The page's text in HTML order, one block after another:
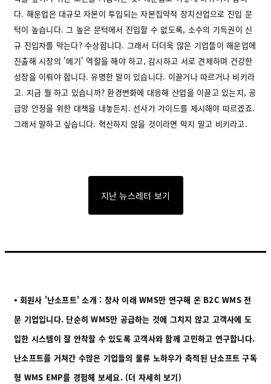
다. 해운업은 대규모 자본이 투입되는 자본집약적 장치산업으로 진입 문
턱이 높습니다. 그 높은 문턱에서 진입할 수 없도록, 소수의 기득권이 신
규 진입자를 막는다? 수상합니다. 그래서 더더욱 많은 기업들이 해운업에
진출해 시장의 '메기' 역할을 해야 하고, 감시하고 서로 견제하며 건강한
성장을 이뤄야 합니다. 유명한 말이 있습니다. 이끌거나 따르거나 비키라
고. 지금 뭘 하고 있습니까? 환경변화에 대응해 산업을 이끌고 있는지, 공
급망 안정을 위한 대책을 내놓든지. 선사가 가이드를 제시해야 따르겠죠.
그래서 말하고 싶습니다. 혁신하지 않을 것이라면 막지 말고 비키라고.
지난 뉴스레터 보기
⦁ 회원사 '난소프트' 소개 : 창사 이래 WMS만 연구해 온 B2C WMS 전
문 기업입니다. 단순히 WMS만 공급하는 것에 그치지 않고 고객사에 도
입한 시스템이 잘 안착할 수 있도록 고객사와 함께 고민하고 연구합니다.
난소프트를 거쳐간 수많은 기업들의 물류 노하우가 축적된 난소프트 구독
형 WMS EMP를 경험해 보세요. (더 자세히 보기)